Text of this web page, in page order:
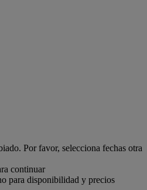
Por favor, selecciona fechas otra
continuar
para disponibilidad y precios